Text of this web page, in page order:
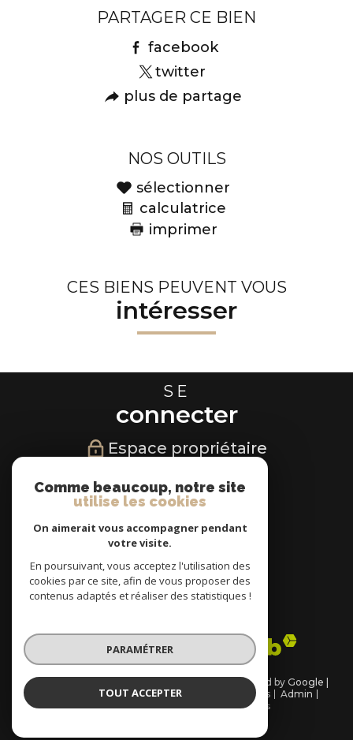
PARTAGER CE BIEN
facebook
twitter
plus de partage
NOS OUTILS
sélectionner
calculatrice
imprimer
CES BIENS PEUVENT VOUS
intéresser
SE
connecter
Espace propriétaire
NOUS
suivre
NOUS
adhérons
© 2026 | Tous droits réservés | Traduction powered by Google |
Nos honoraires Mentions légales
Admin
Cookies
Comme beaucoup, notre site
utilise les cookies
On aimerait vous accompagner pendant
votre visite.
En poursuivant, vous acceptez l'utilisation des
cookies par ce site, afin de vous proposer des
contenus adaptés et réaliser des statistiques !
PARAMÉTRER
TOUT ACCEPTER